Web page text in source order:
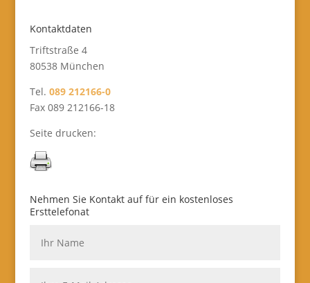
Kontaktdaten
Triftstraße 4
80538 München
Tel. 089 212166-0
Fax 089 212166-18
Seite drucken:
Nehmen Sie Kontakt auf für ein kostenloses
Ersttelefonat